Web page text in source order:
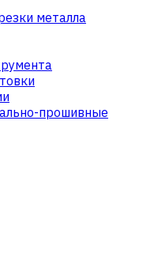
металла
прошивные